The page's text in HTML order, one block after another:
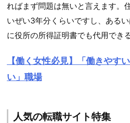
ればまず問題は無いと言えます。
いぜい3年分くらいですし、ある
に役所の所得証明書でも代用でき
【働く女性必見】「働きやす
い」職場
人気の転職サイト特集